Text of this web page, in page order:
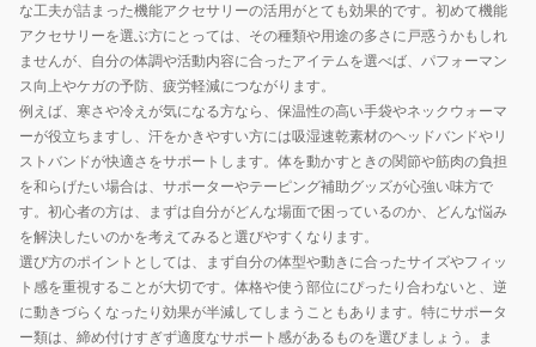
な工夫が詰まった機能アクセサリーの活用がとても効果的です。初めて機能
アクセサリーを選ぶ方にとっては、その種類や用途の多さに戸惑うかもしれ
ませんが、自分の体調や活動内容に合ったアイテムを選べば、パフォーマン
ス向上やケガの予防、疲労軽減につながります。
例えば、寒さや冷えが気になる方なら、保温性の高い手袋やネックウォーマ
ーが役立ちますし、汗をかきやすい方には吸湿速乾素材のヘッドバンドやリ
ストバンドが快適さをサポートします。体を動かすときの関節や筋肉の負担
を和らげたい場合は、サポーターやテーピング補助グッズが心強い味方で
す。初心者の方は、まずは自分がどんな場面で困っているのか、どんな悩み
を解決したいのかを考えてみると選びやすくなります。
選び方のポイントとしては、まず自分の体型や動きに合ったサイズやフィッ
ト感を重視することが大切です。体格や使う部位にぴったり合わないと、逆
に動きづらくなったり効果が半減してしまうこともあります。特にサポータ
ー類は、締め付けすぎず適度なサポート感があるものを選びましょう。ま